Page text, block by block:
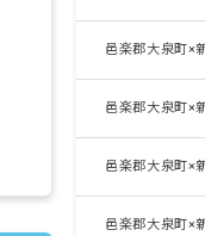
邑楽郡大泉町×
邑楽郡大泉町×
邑楽郡大泉町×
邑楽郡大泉町×